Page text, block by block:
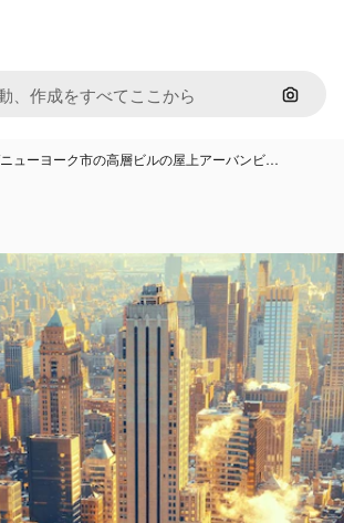
画像で
ニューヨーク市の高層ビルの屋上アーバンビ…